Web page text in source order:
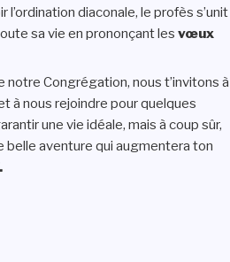
l’ordination diaconale, le profès s’unit
sa vie en prononçant les vœux
notre Congrégation, nous t’invitons à
à nous rejoindre pour quelques
une vie idéale, mais à coup sûr,
belle aventure qui augmentera ton